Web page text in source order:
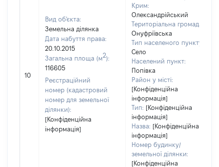
10
Вид об'єкта:
Земельна ділянка
Дата набуття права:
20.10.2015
Загальна площа (м2):
116605
Реєстраційний
номер (кадастровий
номер для земельної
ділянки):
[Конфіденційна
інформація]
Крим:
Олександрійський
Територіальна громада:
Онуфріївська
Тип населеного пункту:
Село
Населений пункт:
Попівка
Район у місті:
[Конфіденційна
інформація]
Тип: [Конфіденційна
інформація]
Назва: [Конфіденційна
інформація]
Номер будинку/
земельної ділянки:
[Конфіденційна